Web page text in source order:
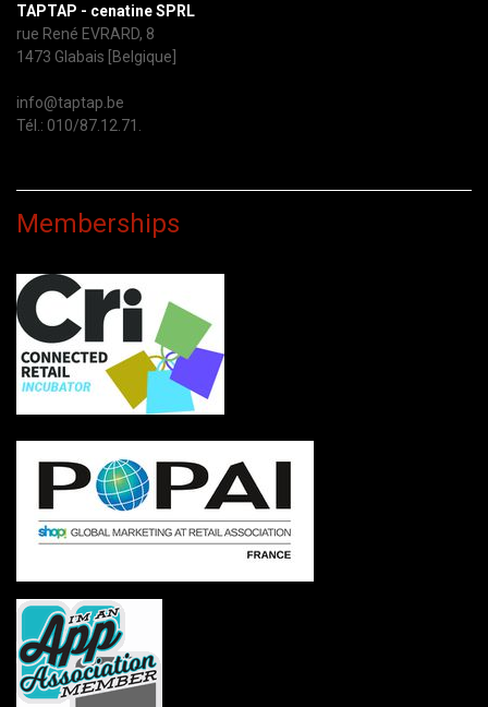
TAPTAP - cenatine SPRL
rue René EVRARD, 8
1473 Glabais [Belgique]
info@taptap.be
Tél.: 010/87.12.71.
Memberships